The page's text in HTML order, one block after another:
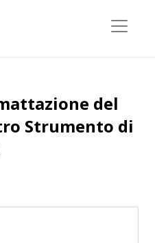
del
Strumento di